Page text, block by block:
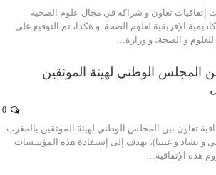
إتفاقيات تعاون و شراكة في مجال علوم الصحية
الإفريقية لعلوم الصحة. و هكذا، تم التوقيع على
و الصحة، و وزارة…
المجلس الوطني لهيئة الموثقين
تعاون بين المجلس الوطني لهيئة الموثقين بالمغرب
و تشاد و غينيا)، تهدف إلى إستفادة هذه المؤسسات
هذه الإتفاقية…